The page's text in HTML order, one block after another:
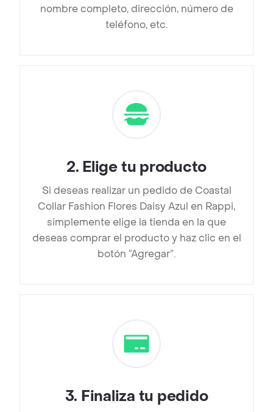
nombre completo, dirección, número de
teléfono, etc.
2. Elige tu producto
Si deseas realizar un pedido de Coastal
Collar Fashion Flores Daisy Azul en Rappi,
simplemente elige la tienda en la que
deseas comprar el producto y haz clic en el
botón “Agregar”.
3. Finaliza tu pedido